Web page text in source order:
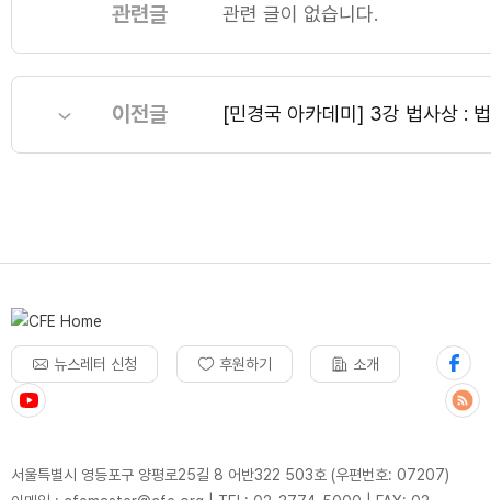
관련글 관련 글이 없습니다.
이전글 [민경국 아카데미] 3강 법사상 :
뉴스레터 신청 후원하기 소개
서울특별시 영등포구 양평로25길 8 어반322 503호 (우편번호: 07207)